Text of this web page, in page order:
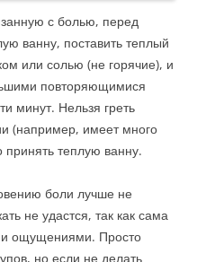
с болью, перед
ванну, поставить теплый
или солью (не горячие), и
повторяющимися
минут. Нельзя греть
(например, имеет много
принять теплую ванну.
боли лучше не
не удастся, так как сама
ощущениями. Просто
но если не делать